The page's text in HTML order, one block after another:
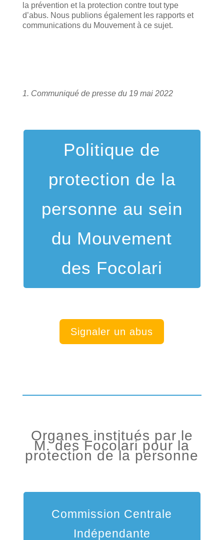
la prévention et la protection contre tout type
d’abus. Nous publions également les rapports et
communications du Mouvement à ce sujet.
1. Communiqué de presse du 19 mai 2022
Politique de
protection de la
personne au sein
du Mouvement
des Focolari
Signaler un abus
Organes institués par le
M. des Focolari pour la
protection de la personne
Commission Centrale
Indépendante